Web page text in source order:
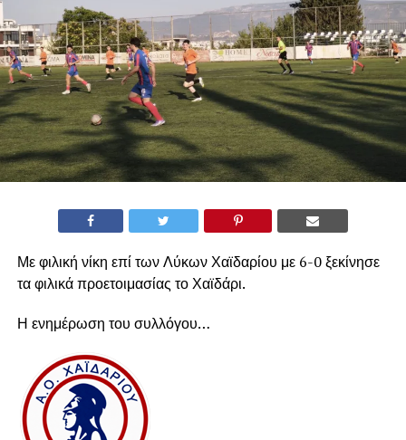
Με φιλική νίκη επί των Λύκων Χαϊδαρίου με 6-0 ξεκίνησε
τα φιλικά προετοιμασίας το Χαϊδάρι.
Η ενημέρωση του συλλόγου…